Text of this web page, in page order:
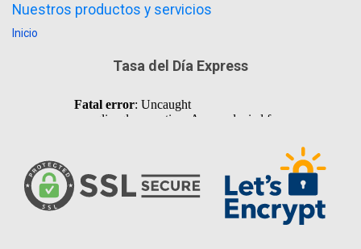
Nuestros productos y servicios
Inicio
Tasa del Día Express